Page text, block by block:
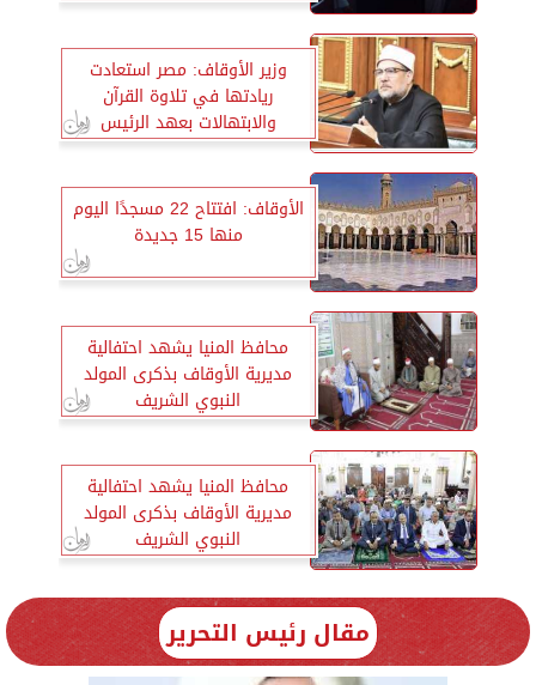
وزير الأوقاف: مصر استعادت
ريادتها في تلاوة القرآن
والابتهالات بعهد الرئيس
السيسي
الأوقاف: افتتاح 22 مسجدًا اليوم
منها 15 جديدة
محافظ المنيا يشهد احتفالية
مديرية الأوقاف بذكرى المولد
النبوي الشريف
محافظ المنيا يشهد احتفالية
مديرية الأوقاف بذكرى المولد
النبوي الشريف
مقال رئيس التحرير